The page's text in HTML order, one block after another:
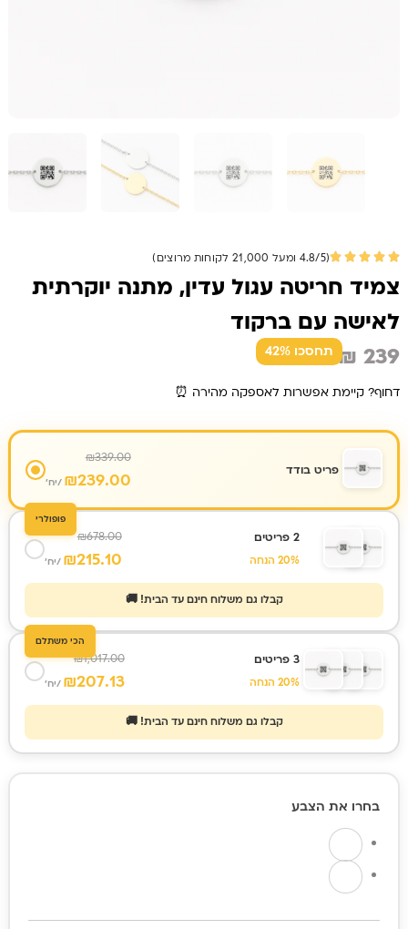
(4.8/5 ומעל 21,000 לקוחות מרוצים)
צמיד חריטה עגול עדין, מתנה יוקרתית
לאישה עם ברקוד
₪ 239 תחסכו 42%
דחוף? קיימת אפשרות לאספקה מהירה ⏰
פריט בודד
₪339.00
₪239.00 /יח'
פופולרי
2 פריטים
20% הנחה
₪678.00
₪215.10 /יח'
קבלו גם משלוח חינם עד הבית! 🚚
הכי משתלם
3 פריטים
20% הנחה
₪1,017.00
₪207.13 /יח'
קבלו גם משלוח חינם עד הבית! 🚚
בחרו את הצבע
של
צמיד
חריטה
עגול